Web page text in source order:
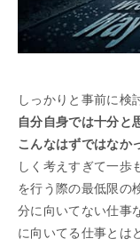
しっかりと事前に検
自分自身では十分と
こんなはずではなか
しく考えすぎて一歩
を行う際の最低限の
分に向いてない仕事
に向いてる仕事とは